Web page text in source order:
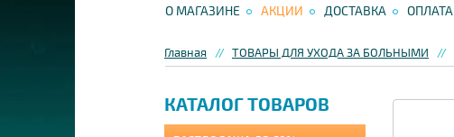
О МАГАЗИНЕ АКЦИИ ДОСТАВКА ОПЛАТА
Главная ТОВАРЫ ДЛЯ УХОДА ЗА БОЛЬНЫМИ
КАТАЛОГ ТОВАРОВ